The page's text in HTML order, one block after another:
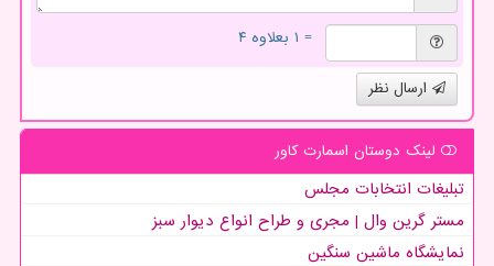
= ۱ بعلاوه ۴
ارسال نظر
لینک دوستان اسمارت كاور
تبلیغات انتخابات مجلس
مستر گرین وال | مجری و طراح انواع دیوار سبز
نمایشگاه ماشین سنگین